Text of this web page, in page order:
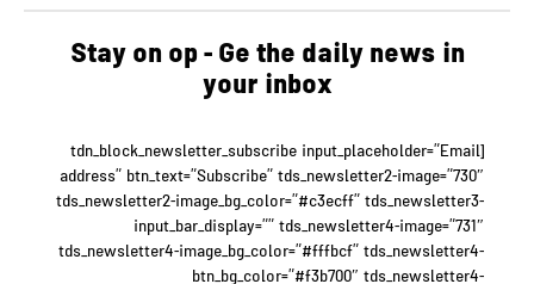
Stay on op - Ge the daily news in
your inbox
[tdn_block_newsletter_subscribe input_placeholder=”Email
address” btn_text=”Subscribe” tds_newsletter2-image=”730″
tds_newsletter2-image_bg_color=”#c3ecff” tds_newsletter3-
input_bar_display=”” tds_newsletter4-image=”731″
tds_newsletter4-image_bg_color=”#fffbcf” tds_newsletter4-
btn_bg_color=”#f3b700″ tds_newsletter4-